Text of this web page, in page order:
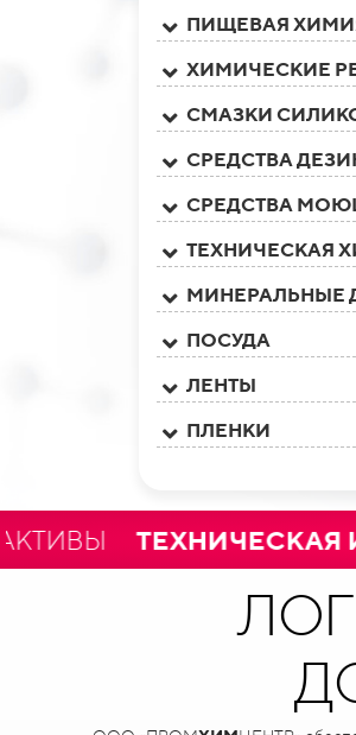
ПИЩЕВАЯ
ХИМИЧЕСКИЕ
СМАЗКИ
СРЕДСТВА
СРЕДСТВА
ТЕХНИЧЕСКАЯ
МИНЕРАЛЬНЫЕ
ПОСУДА
ЛЕНТЫ
ПЛЕНКИ
ТЕХНИЧЕСКАЯ И